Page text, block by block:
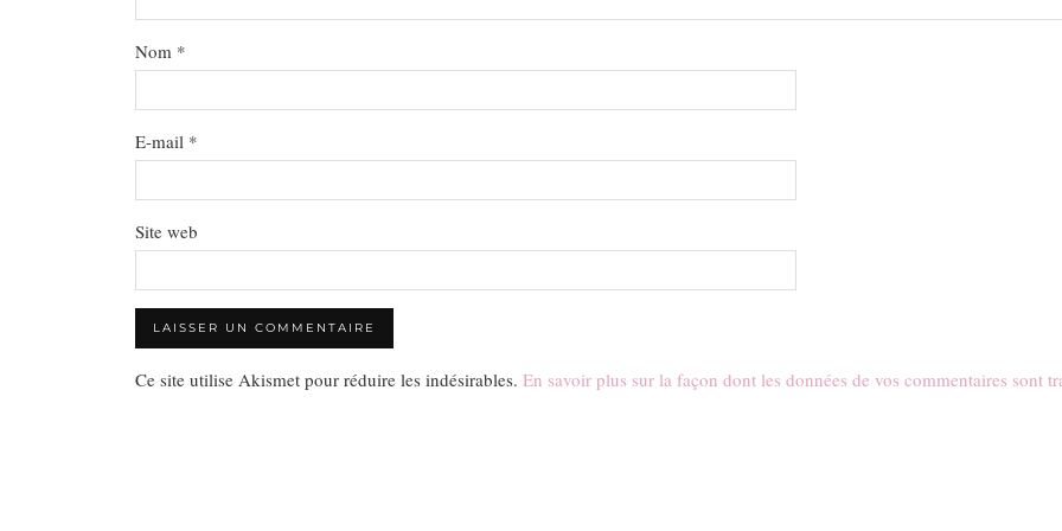
Nom *
E-mail *
Site web
Ce site utilise Akismet pour réduire les indésirables. En savoir plus sur la façon dont les données de vos commentaires sont